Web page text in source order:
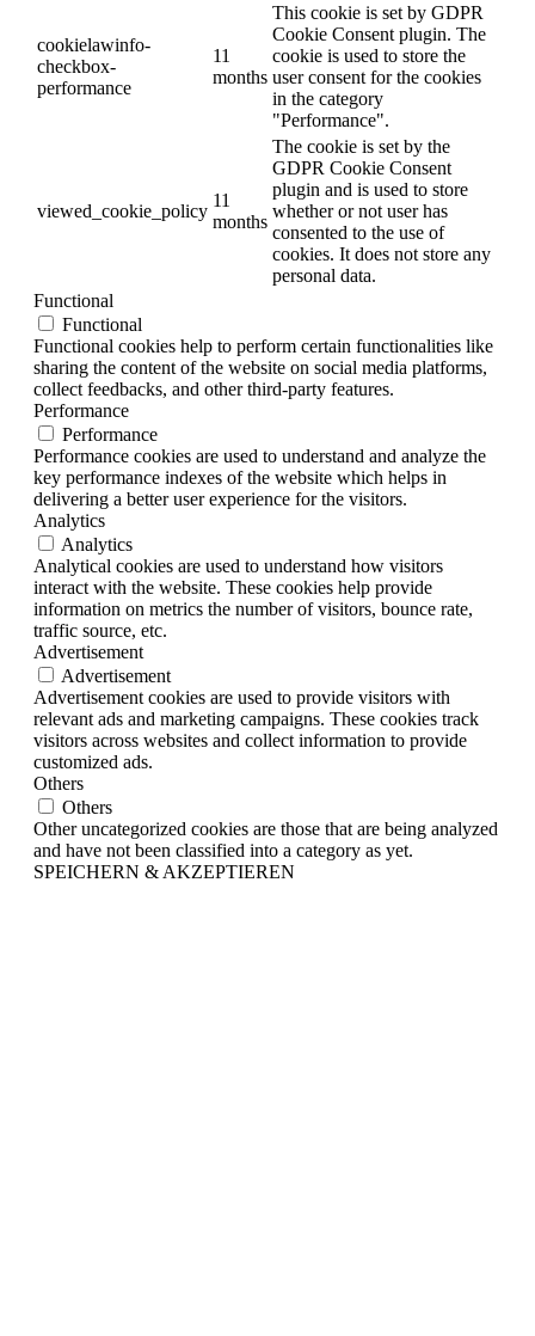
cookielawinfo-
checkbox-
performance
11
months
This cookie is set by GDPR
Cookie Consent plugin. The
cookie is used to store the
user consent for the cookies
in the category
"Performance".
viewed_cookie_policy
11
months
The cookie is set by the
GDPR Cookie Consent
plugin and is used to store
whether or not user has
consented to the use of
cookies. It does not store any
personal data.
Functional
Functional
Functional cookies help to perform certain functionalities like
sharing the content of the website on social media platforms,
collect feedbacks, and other third-party features.
Performance
Performance
Performance cookies are used to understand and analyze the
key performance indexes of the website which helps in
delivering a better user experience for the visitors.
Analytics
Analytics
Analytical cookies are used to understand how visitors
interact with the website. These cookies help provide
information on metrics the number of visitors, bounce rate,
traffic source, etc.
Advertisement
Advertisement
Advertisement cookies are used to provide visitors with
relevant ads and marketing campaigns. These cookies track
visitors across websites and collect information to provide
customized ads.
Others
Others
Other uncategorized cookies are those that are being analyzed
and have not been classified into a category as yet.
SPEICHERN & AKZEPTIEREN